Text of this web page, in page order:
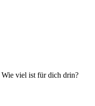
Wie viel ist für dich drin?